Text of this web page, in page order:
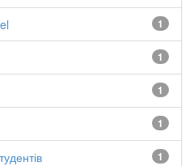
1
1
1
1
1